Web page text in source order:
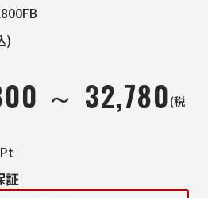
)
～ 32,780(税
Pt
証